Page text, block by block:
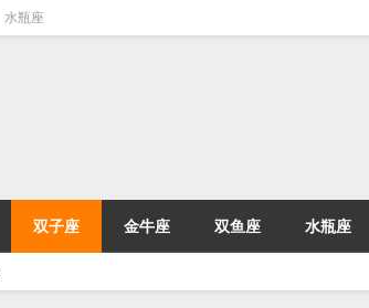
水瓶座
双子座 金牛座 双鱼座 水瓶座